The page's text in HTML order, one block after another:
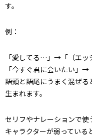
す。
例：
「愛してる…」→「（エッ
「今すぐ君に会いたい」
語頭と語尾にうまく混ぜ
生まれます。
セリフやナレーションで使
キャラクターが弱っている